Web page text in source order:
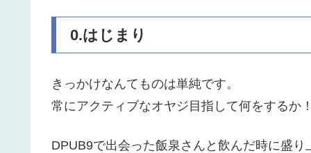
0.はじまり
きっかけなんてものは単純です。
常にアクティブなオヤジ目指して何をするか
DPUB9で出会った飯泉さんと飲んだ時に盛